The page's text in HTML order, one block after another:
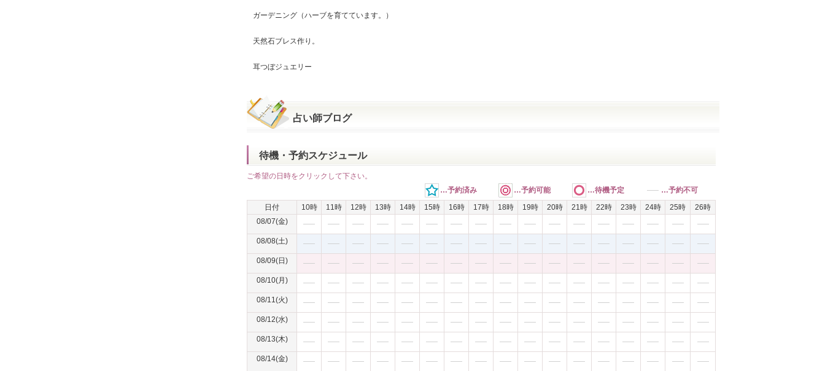
ガーデニング（ハーブを育てています。）
天然石ブレス作り。
耳つぼジュエリー
占い師ブログ
待機・予約スケジュール
ご希望の日時をクリックして下さい。
…予約済み
…予約可能 …待機予定
…予約不可
日付
10時 11時 12時 13時 14時 15時 16時 17時 18時 19時 20時 21時 22時 23時 24時 25時
26時
08/07(金)
08/08(土)
08/09(日)
08/10(月)
08/11(火)
08/12(水)
08/13(木)
08/14(金)